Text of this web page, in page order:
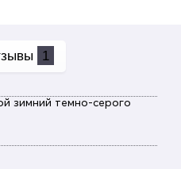
1
зимний темно-серого